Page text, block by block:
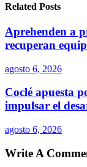
Related Posts
Aprehenden a
recuperan
agosto 6, 2026
Coclé apuesta
impulsar el
agosto 6, 2026
Write A